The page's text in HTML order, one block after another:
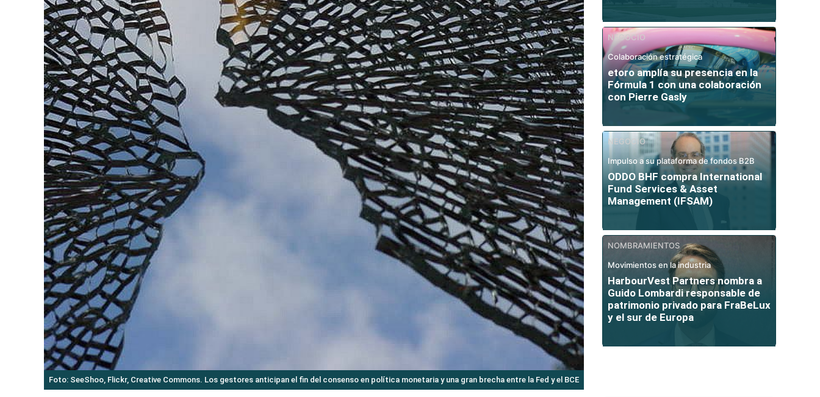
Foto: SeeShoo, Flickr, Creative Commons. Los gestores anticipan el fin del consenso en política monetaria y una gran brecha entre la Fed y el BCE
NEGOCIO
Colaboración estratégica
etoro amplía su presencia en la
Fórmula 1 con una colaboración
con Pierre Gasly
NEGOCIO
Impulso a su plataforma de fondos B2B
ODDO BHF compra International
Fund Services & Asset
Management (IFSAM)
NOMBRAMIENTOS
Movimientos en la industria
HarbourVest Partners nombra a
Guido Lombardi responsable de
patrimonio privado para FraBeLux
y el sur de Europa